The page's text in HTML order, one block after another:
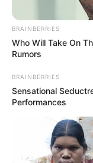
Anti
Membawa
Versi Warga
BRAINBERRIES
Who Will Take On
Rumors
BRAINBERRIES
Sensational
Performances